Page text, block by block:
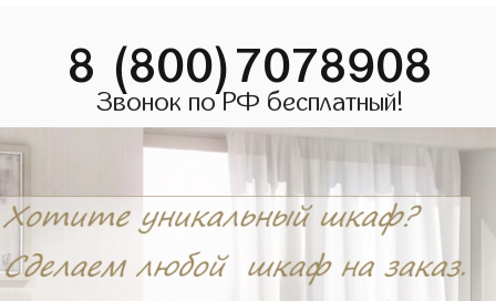
8 (800)7078908
Звонок по РФ бесплатный!